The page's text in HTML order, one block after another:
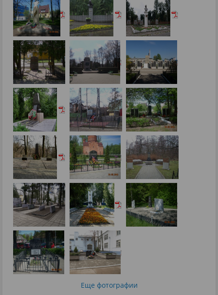
Еще фотографии